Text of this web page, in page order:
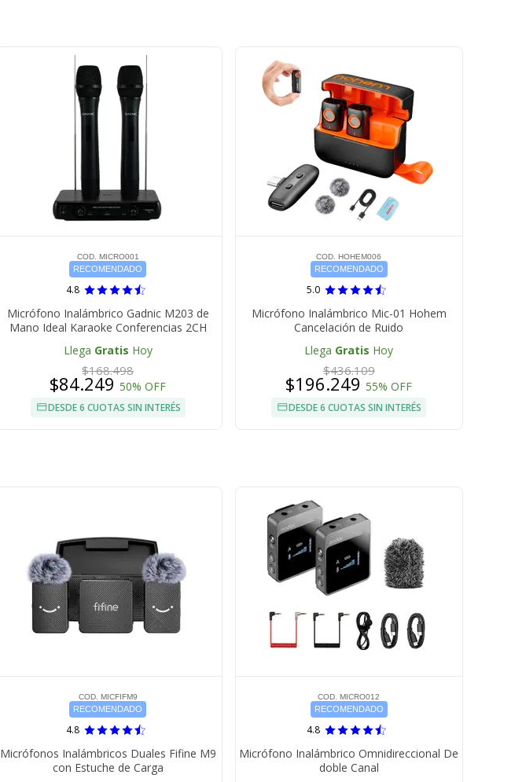
COD. MICRO001
RECOMENDADO
4.8
Micrófono Inalámbrico Gadnic M203 de
Mano Ideal Karaoke Conferencias 2CH
Llega Gratis Hoy
$168.498
$84.24950% OFF
DESDE 6 CUOTAS SIN INTERÉS
COD. HOHEM006
RECOMENDADO
5.0
Micrófono Inalámbrico Mic-01 Hohem
Cancelación de Ruido
Llega Gratis Hoy
$436.109
$196.24955% OFF
DESDE 6 CUOTAS SIN INTERÉS
COD. MICFIFM9
RECOMENDADO
4.8
Micrófonos Inalámbricos Duales Fifine M9
con Estuche de Carga
COD. MICRO012
RECOMENDADO
4.8
Micrófono Inalámbrico Omnidireccional De
doble Canal